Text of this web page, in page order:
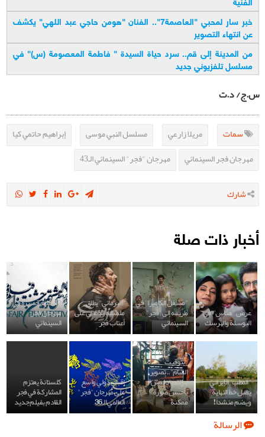
خبر سار لمحبي "العاصمة7".. الفنان "هومن حاجي عبد اللهي" يكشف
عن انتهاء التصوير
من المدينة إلى قم.. سرد حياة السيدة " فاطمة المعصومة (س)" في
مسلسل تلفزيوني جديد
س.ج/ د.ت
سمات مريلا زارعي مسلسل النبي موسى
إبراهيم حاتمي كيا
مهرجان فجر السينمائي
مهرجان "فجر" السينمائي الـ43
شارك
أخبار ذات صلة
عرض "هناس" في
البوسنة والهرسك
"مشغل الكاميرا" في
طريقه إلى "فجر"
السينمائي
"البرمائي" يطلق
ملصقه الدعائي على
أعتاب فجر
10 أفلام قصيرة في
مهرجان فجر
السينمائي
"المطب" الإيراني
يصل خط النهاية
ويضم منشداَ!
"بتوقيت
الشام"..تصوير
جرائم "داعش"
بأحسن صورة
ممكنة
اقبال دولي واسع
على مهرجان "فجر"
العالمي الـ36
كلستانة يعتزم
المشاركة في فجر
القادم بفيلم جديد
الرسالة